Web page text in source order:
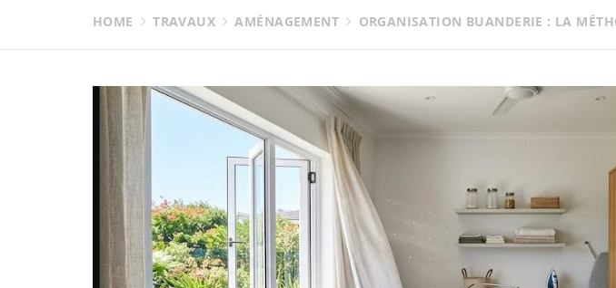
HOME TRAVAUX AMÉNAGEMENT ORGANISATION BUANDERIE : LA